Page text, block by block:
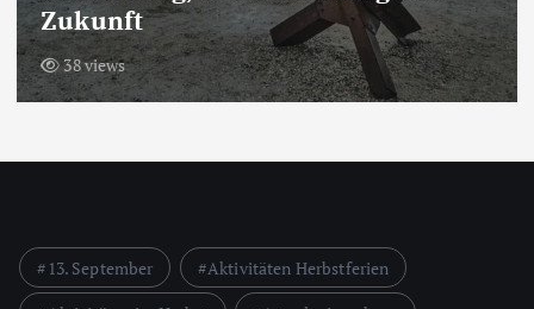
Zukunft
38 views
13. September
Aktivitäten Herbstferien